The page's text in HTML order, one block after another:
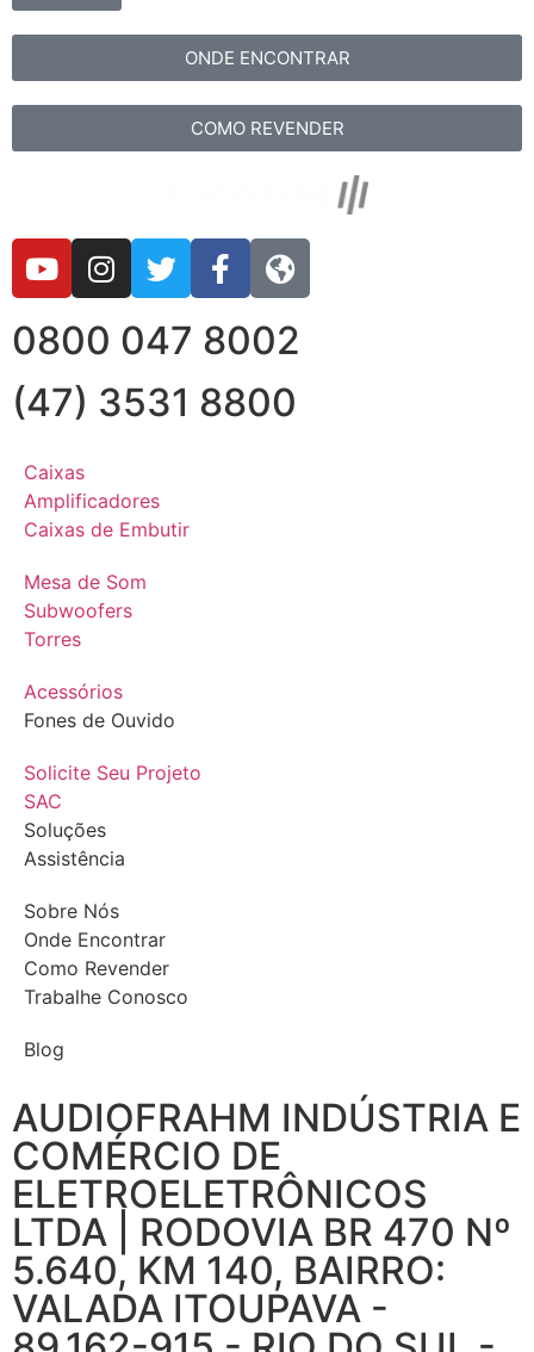
ONDE ENCONTRAR
COMO REVENDER
0800 047 8002
(47) 3531 8800
Caixas
Amplificadores
Caixas de Embutir
Mesa de Som
Subwoofers
Torres
Acessórios
Fones de Ouvido
Solicite Seu Projeto
SAC
Soluções
Assistência
Sobre Nós
Onde Encontrar
Como Revender
Trabalhe Conosco
Blog
AUDIOFRAHM INDÚSTRIA E
COMÉRCIO DE
ELETROELETRÔNICOS
LTDA | RODOVIA BR 470 Nº
5.640, KM 140, BAIRRO:
VALADA ITOUPAVA -